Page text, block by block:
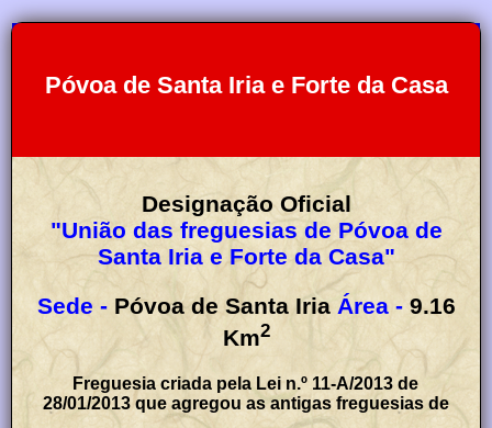
Póvoa de Santa Iria e Forte da Casa
Designação Oficial
"União das freguesias de Póvoa de
Santa Iria e Forte da Casa"
Sede - Póvoa de Santa Iria Área - 9.16
Km2
Freguesia criada pela Lei n.º 11-A/2013 de
28/01/2013 que agregou as antigas freguesias de